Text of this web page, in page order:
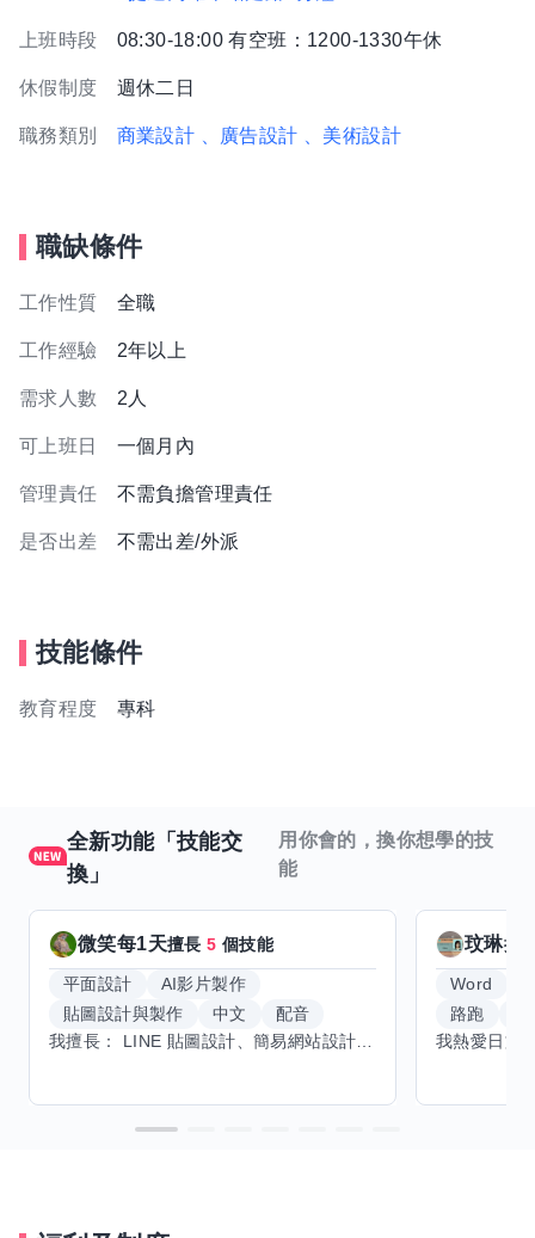
上班時段 08:30-18:00 有空班：1200-1330午休
休假制度 週休二日
職務類別 商業設計 、廣告設計 、美術設計
職缺條件
工作性質 全職
工作經驗 2年以上
需求人數 2人
可上班日 一個月內
管理責任 不需負擔管理責任
是否出差 不需出差/外派
技能條件
教育程度 專科
全新功能「技能交
換」
用你會的，換你想學的技
能
微笑每1天擅長5 個技能
平面設計
AI影片製作
貼圖設計與製作
中文
配音
玟琳擅
Word
路跑